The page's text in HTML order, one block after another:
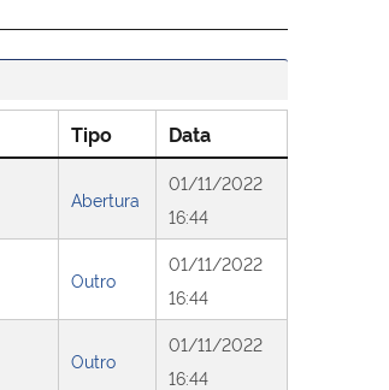
Tipo Data
Abertura
01/11/2022
16:44
Outro
01/11/2022
16:44
Outro
01/11/2022
16:44